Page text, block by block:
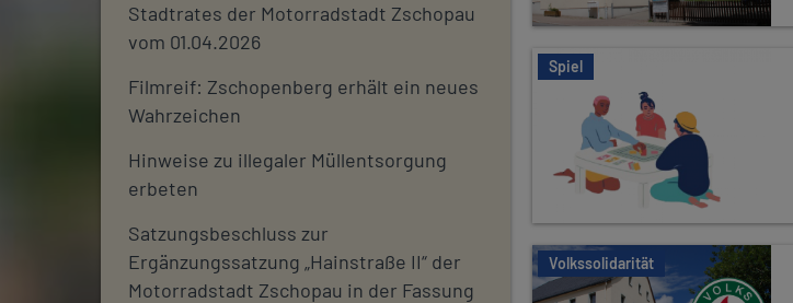
Stadtrates der Motorradstadt Zschopau
vom 01.04.2026
Filmreif: Zschopenberg erhält ein neues
Wahrzeichen
Hinweise zu illegaler Müllentsorgung
erbeten
Satzungsbeschluss zur
Ergänzungssatzung „Hainstraße II“ der
Motorradstadt Zschopau in der Fassung
Spiel
Volkssolidarität